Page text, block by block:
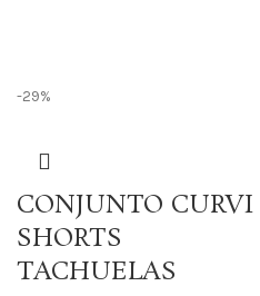
-29%
CONJUNTO CURVI
SHORTS
TACHUELAS